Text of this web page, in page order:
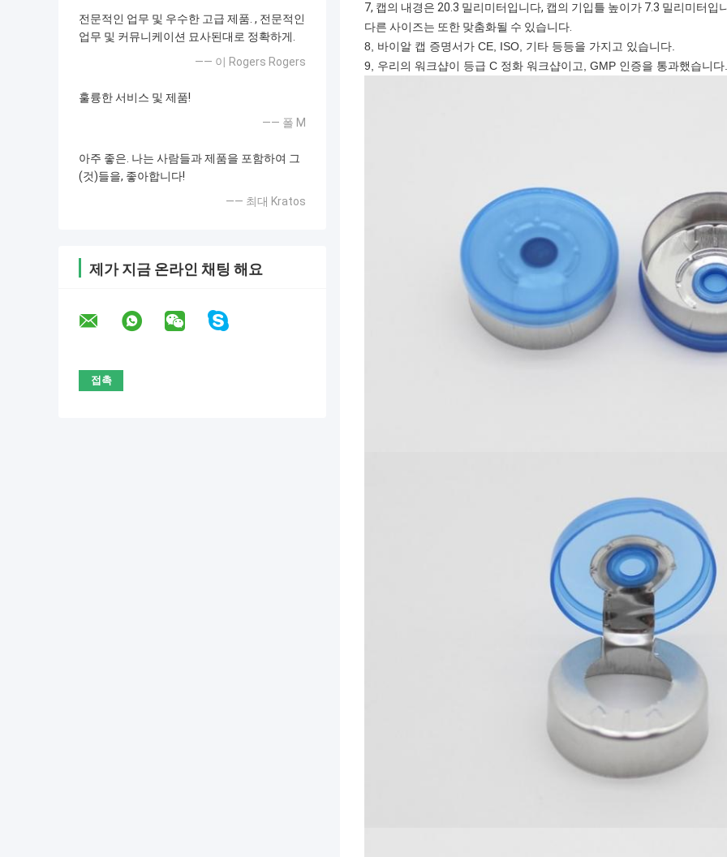
전문적인 업무 및 우수한 고급 제품. , 전문적인
업무 및 커뮤니케이션 묘사된대로 정확하게.
—— 이 Rogers Rogers
훌륭한 서비스 및 제품!
—— 폴 M
아주 좋은. 나는 사람들과 제품을 포함하여 그
(것)들을, 좋아합니다!
—— 최대 Kratos
제가 지금 온라인 채팅 해요
7, 캡의 내경은 20.3 밀리미터입니다, 캡의 기입틀 높이가 7.3 밀리미터입
다른 사이즈는 또한 맞춤화될 수 있습니다.
8, 바이알 캡 증명서가 CE, ISO, 기타 등등을 가지고 있습니다.
9, 우리의 워크샵이 등급 C 정화 워크샵이고, GMP 인증을 통과했습니다.